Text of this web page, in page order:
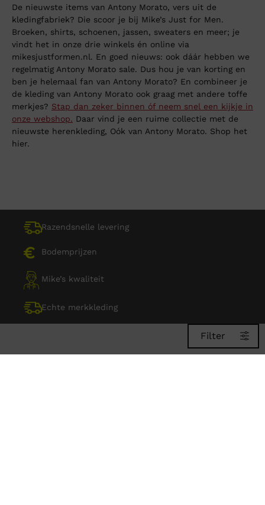
Filter
De nieuwste items van Antony Morato, vers uit de
kledingfabriek? Die scoor je bij Mike’s Just for Men.
Broeken, shirts, schoenen, jassen, sweaters en meer; je
vindt het in onze drie winkels én online via
mikesjustformen.nl. En goed nieuws: ook dáár hebben we
regelmatig Antony Morato sale. Dus hou je van korting en
ben je helemaal fan van Antony Morato? En combineer je
de kleding van Antony Morato ook graag met andere toffe
merkjes? Stap dan zeker binnen óf neem snel een kijkje in
onze webshop. Daar vind je een ruime collectie met de
nieuwste herenkleding, Oók van Antony Morato. Shop het
hier.
Razendsnelle levering
Bodemprijzen
Mike’s kwaliteit
Echte merkkleding